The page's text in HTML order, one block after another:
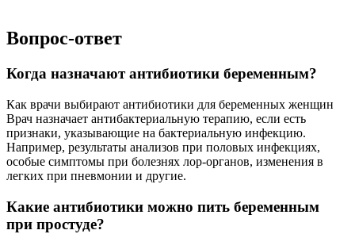
Вопрос-ответ
Когда назначают антибиотики беременным?
Как врачи выбирают антибиотики для беременных женщин
Врач назначает антибактериальную терапию, если есть
признаки, указывающие на бактериальную инфекцию.
Например, результаты анализов при половых инфекциях,
особые симптомы при болезнях лор-органов, изменения в
легких при пневмонии и другие.
Какие антибиотики можно пить беременным
при простуде?